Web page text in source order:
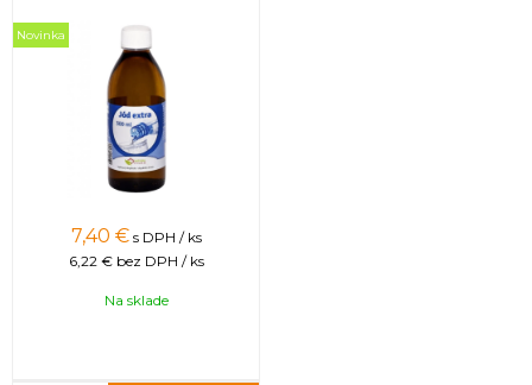
Novinka
7,40 € s DPH / ks
6,22 € bez DPH / ks
Na sklade